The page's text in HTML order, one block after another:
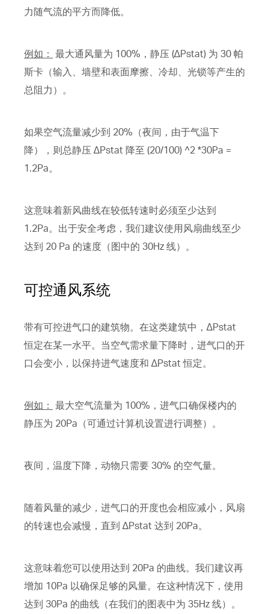
力随气流的平方而降低。
例如： 最大通风量为 100%，静压 (∆Pstat) 为 30 帕
斯卡（输入、墙壁和表面摩擦、冷却、光锁等产生的
总阻力）。
如果空气流量减少到 20%（夜间，由于气温下
降），则总静压 ∆Pstat 降至 (20/100) ^2 *30Pa =
1.2Pa。
这意味着新风曲线在较低转速时必须至少达到
1.2Pa。出于安全考虑，我们建议使用风扇曲线至少
达到 20 Pa 的速度（图中的 30Hz 线）。
可控通风系统
带有可控进气口的建筑物。在这类建筑中，∆Pstat
恒定在某一水平。当空气需求量下降时，进气口的开
口会变小，以保持进气速度和 ∆Pstat 恒定。
例如： 最大空气流量为 100%，进气口确保楼内的
静压为 20Pa（可通过计算机设置进行调整）。
夜间，温度下降，动物只需要 30% 的空气量。
随着风量的减少，进气口的开度也会相应减小，风扇
的转速也会减慢，直到 ∆Pstat 达到 20Pa。
这意味着您可以使用达到 20Pa 的曲线。我们建议再
增加 10Pa 以确保足够的风量。在这种情况下，使用
达到 30Pa 的曲线（在我们的图表中为 35Hz 线）。